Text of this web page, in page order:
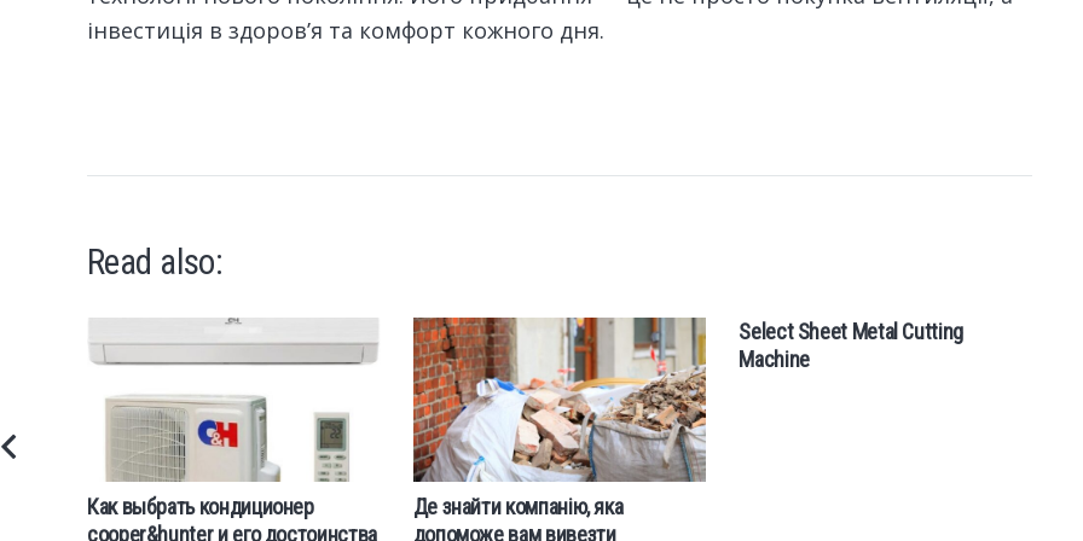
інвестиція в здоров’я та комфорт кожного дня.
Read also:
Как выбрать кондиционер
cooper&hunter и его достоинства
Де знайти компанію, яка
допоможе вам вивезти
Select Sheet Metal Cutting
Machine